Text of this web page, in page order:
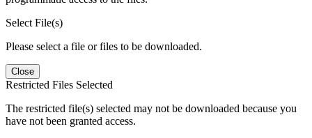
Select File(s)
Please select a file or files to be downloaded.
Close
Restricted Files Selected
The restricted file(s) selected may not be downloaded because you
have not been granted access.